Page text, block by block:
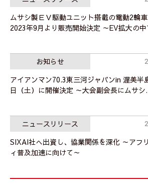
ムサシ製ＥＶ駆動ユニット搭載の電動2輪
2023年9月より販売開始決定 ～EV拡大の
お知らせ
アイアンマン70.3東三河ジャパンin 渥美半
日（土）に開催決定 ～大会副会長にムサ
ニュースリリース
SIXAI社へ出資し、協業関係を深化 ～アフ
ィ普及加速に向けて～